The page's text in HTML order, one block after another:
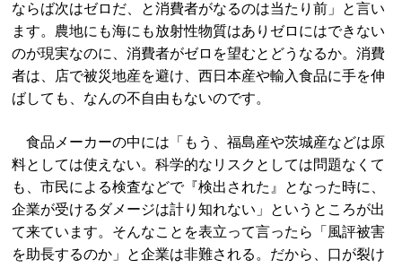
ならば次はゼロだ、と消費者がなるのは当たり前」と言い
ます。農地にも海にも放射性物質はありゼロにはできない
のが現実なのに、消費者がゼロを望むとどうなるか。消費
者は、店で被災地産を避け、西日本産や輸入食品に手を伸
ばしても、なんの不自由もないのです。
食品メーカーの中には「もう、福島産や茨城産などは原
料としては使えない。科学的なリスクとしては問題なくて
も、市民による検査などで『検出された』となった時に、
企業が受けるダメージは計り知れない」というところが出
て来ています。そんなことを表立って言ったら「風評被害
を助長するのか」と企業は非難される。だから、口が裂け